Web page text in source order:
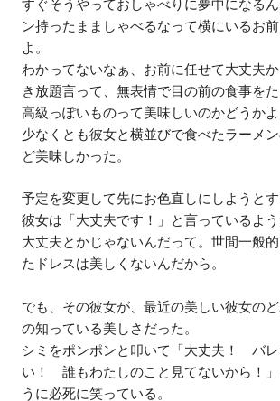
すぐそうやっておしゃべりに夢中になる
ン持ったまましゃべるなって横にいるお
よ。
わかってないなぁ、お前に任せて大丈夫
き放題言って、無表情で目の前の食事をた
高級っぽいものって美味しいのかどうかよ
少なくとも彼女と横並びで食べたラーメ
ど美味しかった。
予定を変更して先にお色直しにしようとす
彼女は「大丈夫です！」と言っているよう
大丈夫とかじゃないんだって。世間一般
たドレスは美しくないんだから。
でも、その彼女が、最近の美しい彼女の
の知っている美しさだった。
シミをポンポンと叩いて「大丈夫！ バ
い！ 誰もわたしのこと見てないから！
うに必死に笑っている。